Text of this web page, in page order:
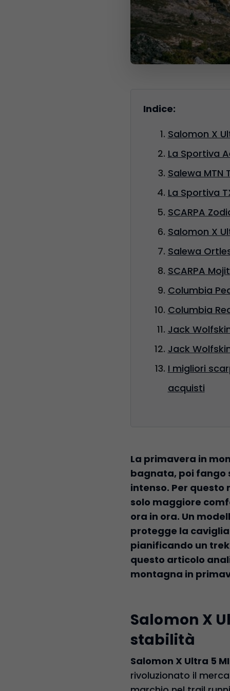
Indice:
Salomon X
La Sportiva
Salewa
La Sportiva
SCARPA
Salomon X
Salewa
SCARPA
Columbia
Columbia
Jack
Jack
I migliori
acquisti
La primavera in
bagnata, poi fango
intenso. Per
solo maggiore
ora in ora. Un
protegge la
pianificando un
questo articolo
montagna in
Salomon X
stabilità
Salomon X Ultra 5
rivoluzionato il